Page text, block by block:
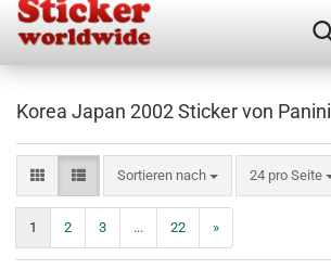
Korea Japan 2002 Sticker von Panini
Sortieren nach
Sortieren nach 24 pro Seite
pro Seite
1 2 3 ... 22 »